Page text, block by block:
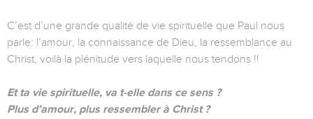
C’est d’une grande qualité de vie spirituelle que Paul nous
parle: l’amour, la connaissance de Dieu, la ressemblance au
Christ, voilà la plénitude vers laquelle nous tendons !!
Et ta vie spirituelle, va t-elle dans ce sens ?
Plus d’amour, plus ressembler à Christ ?